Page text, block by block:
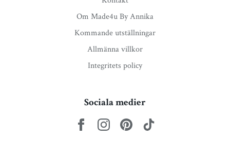
Om Made4u By Annika
Kommande utställningar
Allmänna villkor
Integritets policy
Sociala medier